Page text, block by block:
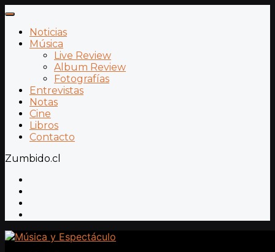
Noticias
Música
Live Review
Album Review
Fotografías
Entrevistas
Notas
Cine
Libros
Contacto
Zumbido.cl